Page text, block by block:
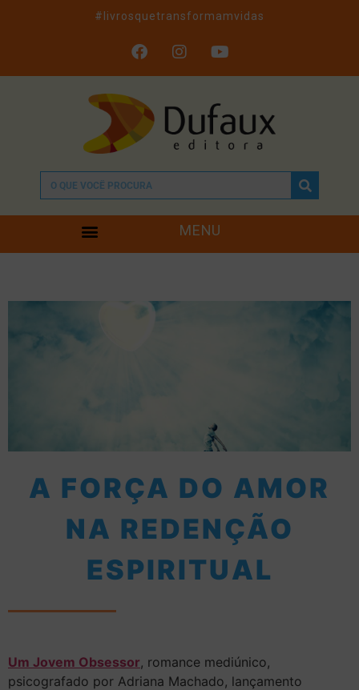
#livrosquetransformamvidas
MENU
A FORÇA DO AMOR
NA REDENÇÃO
ESPIRITUAL
Um Jovem Obsessor, romance mediúnico,
psicografado por Adriana Machado, lançamento